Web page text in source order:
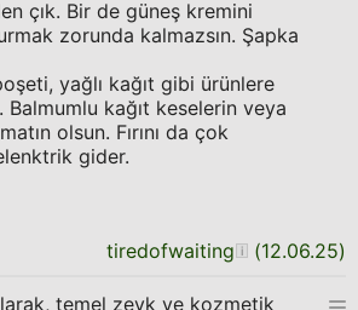
çık. Bir de güneş kremini
zorunda kalmazsın. Şapka
yağlı kağıt gibi ürünlere
Balmumlu kağıt keselerin veya
olsun. Fırını da çok
gider.
tiredofwaiting (12.06.25)
temel zevk ve kozmetik